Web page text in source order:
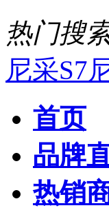
热门搜
尼采S7
首页
品牌
热销